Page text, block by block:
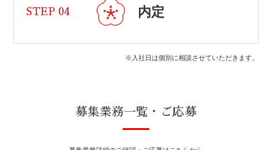
STEP 04 内定
※入社日は個別に相談させていただきます。
募集業務一覧・ご応募